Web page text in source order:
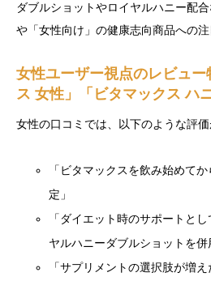
ダブルショットやロイヤルハニー配
や「女性向け」の健康志向商品への注
女性ユーザー視点のレビュー
ス 女性」「ビタマックス ハ
女性の口コミでは、以下のような評価
「ビタマックスを飲み始めて
定」
「ダイエット時のサポートと
ヤルハニーダブルショットを併
「サプリメントの選択肢が増